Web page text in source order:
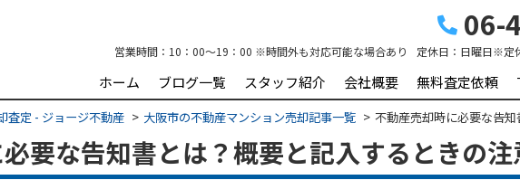
06-
営業時間： 10：00～19：00 ※時間外も対応可能な場合あり 定休日： 日曜日※定
ホーム ブログ一覧 スタッフ紹介 会社概要 無料査定依頼
査定 - ジョージ不動産 大阪市の不動産マンション売却記事一覧 不動産売却時に必要な告
要な告知書とは？概要と記入するときの